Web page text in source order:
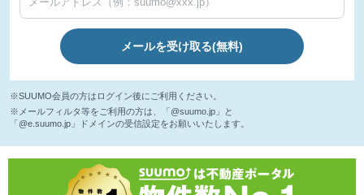
メールを受け取る(無料)
※SUUMO会員の方はログイン後にご利用ください。
※メールフィルタ等をご利用の方は、「@suumo.jp」と
「@e.suumo.jp」ドメインの受信設定をお願いいたします。